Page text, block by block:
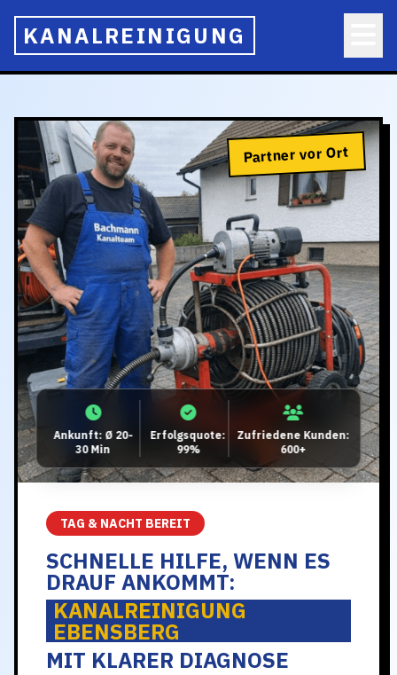
KANALREINIGUNG
Partner vor Ort
Ankunft: Ø 20-
30 Min
Erfolgsquote:
99%
Zufriedene Kunden:
600+
TAG & NACHT BEREIT
SCHNELLE HILFE, WENN ES
DRAUF ANKOMMT:
KANALREINIGUNG
EBENSBERG
MIT KLARER DIAGNOSE